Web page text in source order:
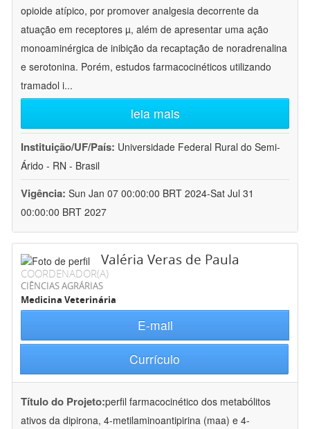
opioide atípico, por promover analgesia decorrente da
atuação em receptores µ, além de apresentar uma ação
monoaminérgica de inibição da recaptação de noradrenalina
e serotonina. Porém, estudos farmacocinéticos utilizando
tramadol i...
leia mais
Instituição/UF/País: Universidade Federal Rural do Semi-
Árido - RN - Brasil
Vigência: Sun Jan 07 00:00:00 BRT 2024-Sat Jul 31
00:00:00 BRT 2027
Valéria Veras de Paula
COORDENADOR(A)
CIÊNCIAS AGRÁRIAS
Medicina Veterinária
E-mail
Currículo
Título do Projeto:perfil farmacocinético dos metabólitos
ativos da dipirona, 4-metilaminoantipirina (maa) e 4-